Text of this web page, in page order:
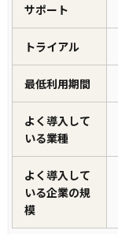
サポート
トライアル
最低利用期間
よく導入して
いる業種
よく導入して
いる企業の規
模